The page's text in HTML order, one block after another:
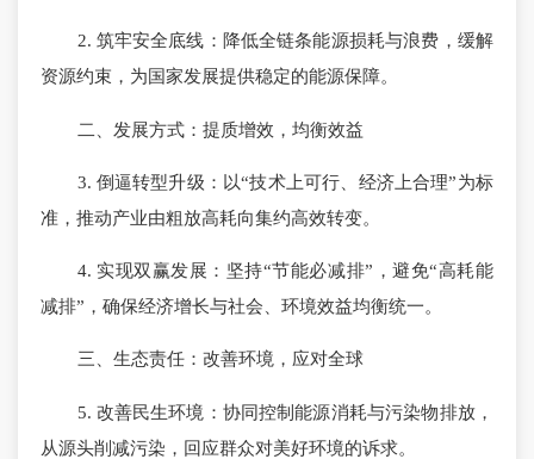
2. 筑牢安全底线：降低全链条能源损耗与浪费，缓解
资源约束，为国家发展提供稳定的能源保障。
二、发展方式：提质增效，均衡效益
3. 倒逼转型升级：以“技术上可行、经济上合理”为标
准，推动产业由粗放高耗向集约高效转变。
4. 实现双赢发展：坚持“节能必减排”，避免“高耗能
减排”，确保经济增长与社会、环境效益均衡统一。
三、生态责任：改善环境，应对全球
5. 改善民生环境：协同控制能源消耗与污染物排放，
从源头削减污染，回应群众对美好环境的诉求。